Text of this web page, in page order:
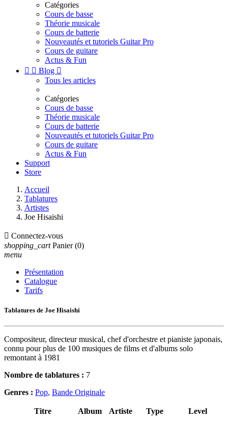
Catégories
Cours de basse
Théorie musicale
Cours de batterie
Nouveautés et tutoriels Guitar Pro
Cours de guitare
Actus & Fun
  Blog 
Tous les articles
Catégories
Cours de basse
Théorie musicale
Cours de batterie
Nouveautés et tutoriels Guitar Pro
Cours de guitare
Actus & Fun
Support
Store
Accueil
Tablatures
Artistes
Joe Hisaishi
 Connectez-vous
shopping_cart Panier (0)
menu
Présentation
Catalogue
Tarifs
Tablatures de Joe Hisaishi
Compositeur, directeur musical, chef d'orchestre et pianiste japonais,
connu pour plus de 100 musiques de films et d'albums solo
remontant à 1981
Nombre de tablatures : 7
Genres : Pop, Bande Originale
Titre Album Artiste Type Level